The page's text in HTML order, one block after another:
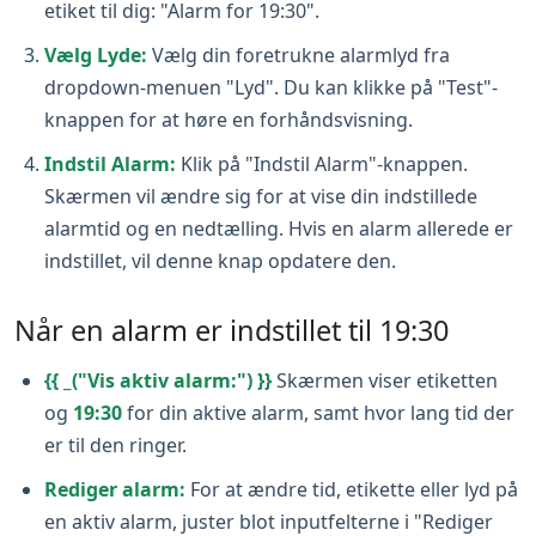
etiket til dig: "Alarm for 19:30".
Vælg Lyde: Vælg din foretrukne alarmlyd fra
dropdown-menuen "Lyd". Du kan klikke på "Test"-
knappen for at høre en forhåndsvisning.
Indstil Alarm: Klik på "Indstil Alarm"-knappen.
Skærmen vil ændre sig for at vise din indstillede
alarmtid og en nedtælling. Hvis en alarm allerede er
indstillet, vil denne knap opdatere den.
Når en alarm er indstillet til 19:30
{{ _("Vis aktiv alarm:") }}Skærmen viser etiketten
og 19:30for din aktive alarm, samt hvor lang tid der
er til den ringer.
Rediger alarm: For at ændre tid, etikette eller lyd på
en aktiv alarm, juster blot inputfelterne i "Rediger